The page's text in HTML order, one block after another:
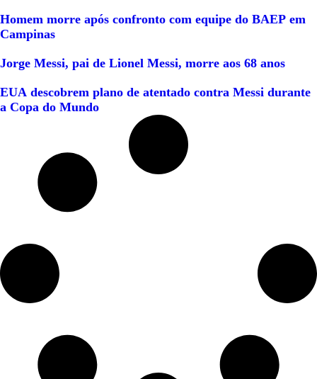
Homem morre após confronto com equipe do BAEP em
Campinas
Jorge Messi, pai de Lionel Messi, morre aos 68 anos
EUA descobrem plano de atentado contra Messi durante
a Copa do Mundo